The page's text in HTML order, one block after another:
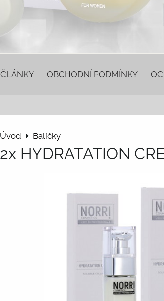
ČLÁNKY OBCHODNÍ PODMÍNKY
Úvod Balíčky
2x HYDRATATION